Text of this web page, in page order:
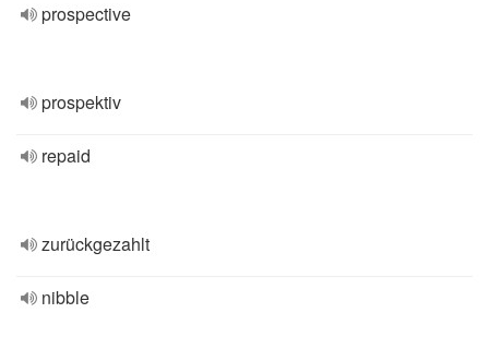
prospective
prospektiv
repaid
zurückgezahlt
nibble